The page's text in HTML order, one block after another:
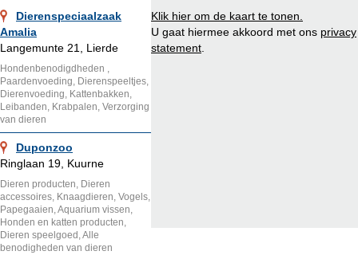
Dierenspeciaalzaak
Amalia
Langemunte 21, Lierde
Hondenbenodigdheden ,
Paardenvoeding, Dierenspeeltjes,
Dierenvoeding, Kattenbakken,
Leibanden, Krabpalen, Verzorging
van dieren
Duponzoo
Ringlaan 19, Kuurne
Dieren producten, Dieren
accessoires, Knaagdieren, Vogels,
Papegaaien, Aquarium vissen,
Honden en katten producten,
Dieren speelgoed, Alle
benodigheden van dieren
Klik hier om de kaart te tonen.
U gaat hiermee akkoord met ons privacy
statement